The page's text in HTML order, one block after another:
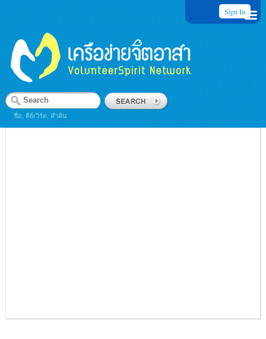
Sign In
ชื่อ, คีย์เวิร์ด, คำค้น